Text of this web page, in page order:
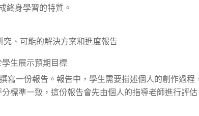
終身學習的特質。
、可能的解決方案和進度報告
生展示預期目標
一份報告。報告中，學生需要描述個人的創作過
標準一致，這份報告會先由個人的指導老師進行評